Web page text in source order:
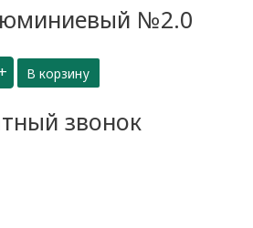
№2.0
+ В корзину
звонок